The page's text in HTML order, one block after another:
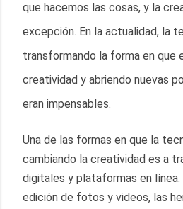
que hacemos las cosas, y la
excepción. En la actualidad, la
transformando la forma en que
creatividad y abriendo nuevas
eran impensables.
Una de las formas en que la
cambiando la creatividad es a
digitales y plataformas en
edición de fotos y videos, las